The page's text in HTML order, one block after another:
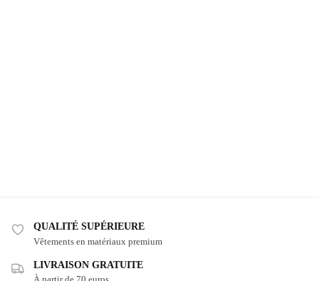
QUALITÉ SUPÉRIEURE
Vêtements en matériaux premium
LIVRAISON GRATUITE